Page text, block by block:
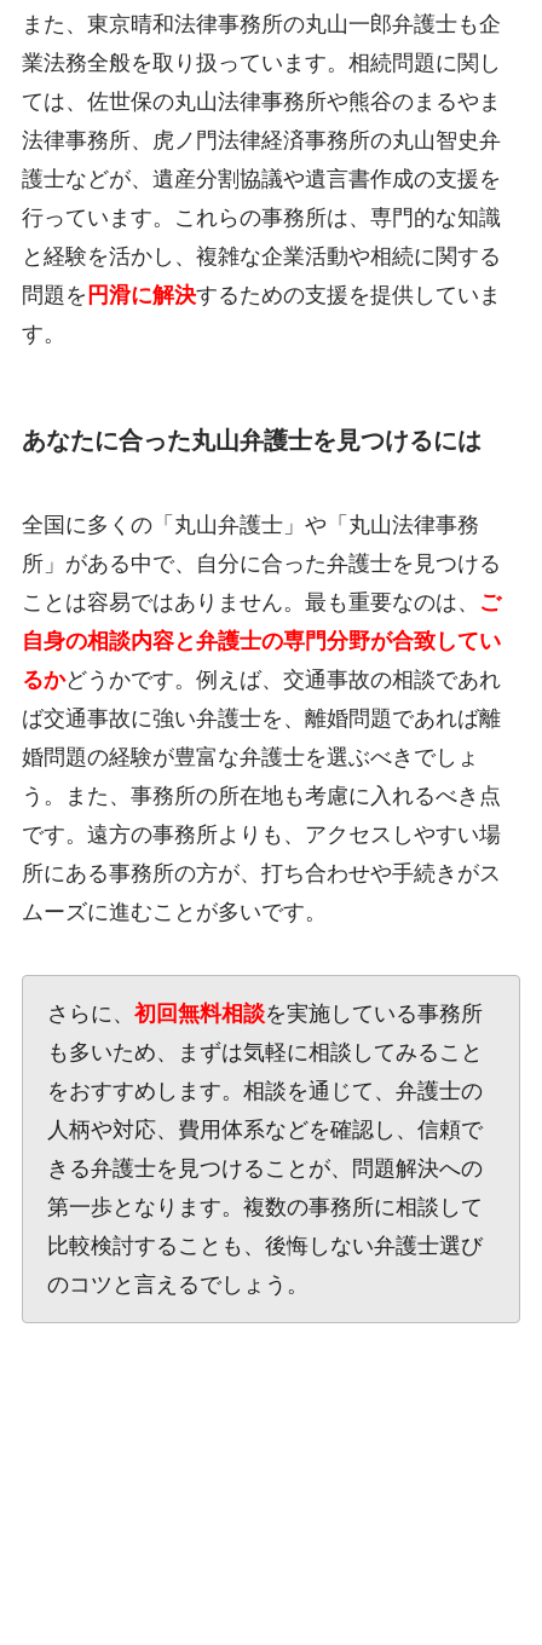
また、東京晴和法律事務所の丸山一郎弁護士も企
業法務全般を取り扱っています。相続問題に関し
ては、佐世保の丸山法律事務所や熊谷のまるやま
法律事務所、虎ノ門法律経済事務所の丸山智史弁
護士などが、遺産分割協議や遺言書作成の支援を
行っています。これらの事務所は、専門的な知識
と経験を活かし、複雑な企業活動や相続に関する
問題を 円滑に解決するための支援を提供していま
す。
あなたに合った丸山弁護士を見つけるには
全国に多くの「丸山弁護士」や「丸山法律事務
所」がある中で、自分に合った弁護士を見つける
ことは容易ではありません。最も重要なのは、
ご
自身の相談内容と弁護士の専門分野が合致してい
るかどうかです。例えば、交通事故の相談であれ
ば交通事故に強い弁護士を、離婚問題であれば離
婚問題の経験が豊富な弁護士を選ぶべきでしょ
う。また、事務所の所在地も考慮に入れるべき点
です。遠方の事務所よりも、アクセスしやすい場
所にある事務所の方が、打ち合わせや手続きがス
ムーズに進むことが多いです。
さらに、 初回無料相談を実施している事務所
も多いため、まずは気軽に相談してみること
をおすすめします。相談を通じて、弁護士の
人柄や対応、費用体系などを確認し、信頼で
きる弁護士を見つけることが、問題解決への
第一歩となります。複数の事務所に相談して
比較検討することも、後悔しない弁護士選び
のコツと言えるでしょう。